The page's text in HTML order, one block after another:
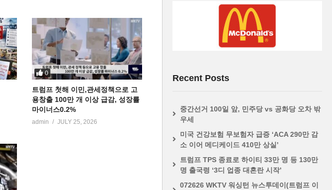
0
트럼프 첫해 이민,관세정책으로 고
용창출 100만 개 이상 급감, 성장률
마이너스0.2%
admin JULY 25, 2026
Recent Posts
중간선거 100일 앞, 민주당 vs 공화당 오차 밖
우세
미국 건강보험 무보험자 급증 ‘ACA 290만 감
소 이어 메디케이드 410만 상실’
트럼프 TPS 종료로 하이티 33만 명 등 130만
명 출국령 ‘3디 업종 대혼란 시작’
072626 WKTV 워싱턴 뉴스투데이(트럼프 이